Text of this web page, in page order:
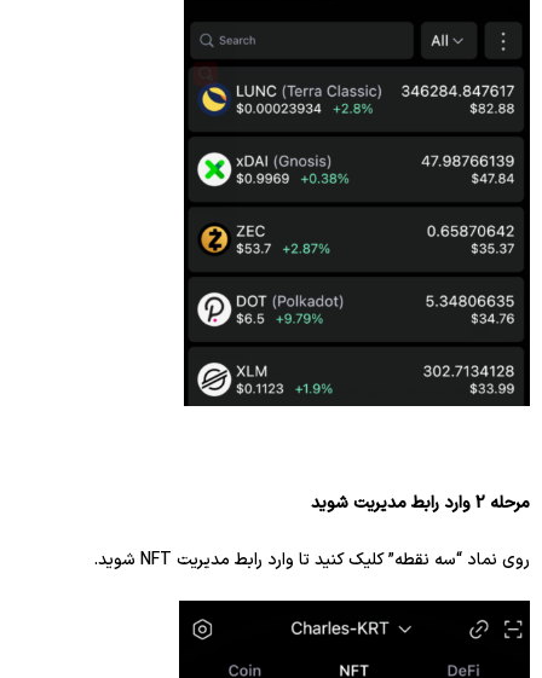
مرحله 2 وارد رابط مدیریت شوید
روی نماد “سه نقطه” کلیک کنید تا وارد رابط مدیریت NFT شوید.